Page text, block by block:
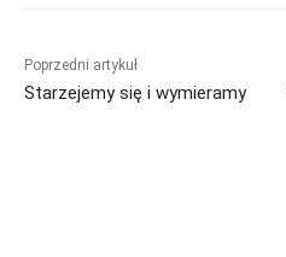
Poprzedni artykuł
Starzejemy się i wymieramy